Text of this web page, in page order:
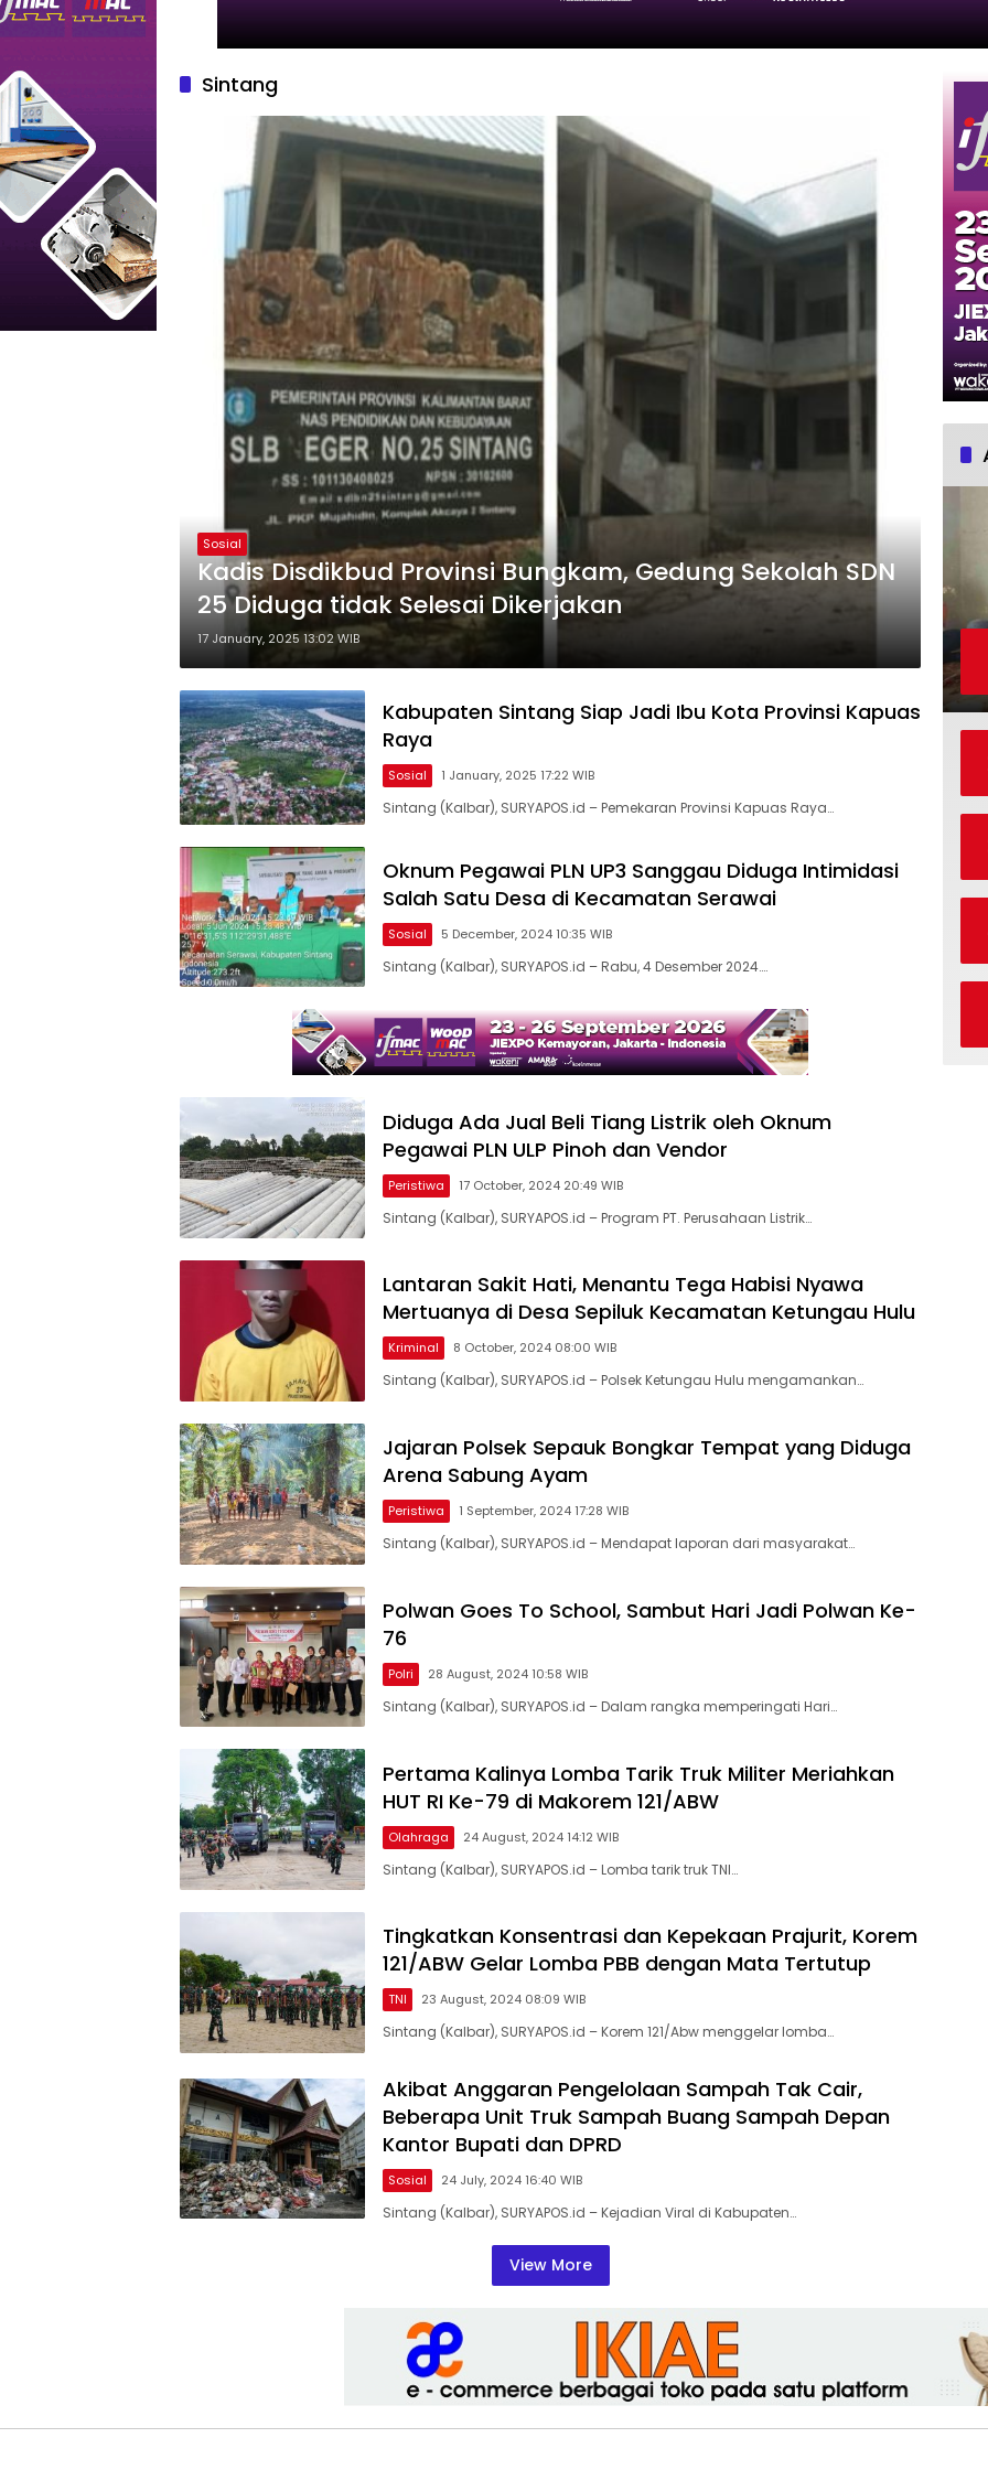
Sintang
Sosial
Kadis Disdikbud Provinsi Bungkam, Gedung Sekolah SDN
25 Diduga tidak Selesai Dikerjakan
17 January, 2025 13:02 WIB
Kabupaten Sintang Siap Jadi Ibu Kota Provinsi Kapuas
Raya
Sosial 1 January, 2025 17:22 WIB
Sintang (Kalbar), SURYAPOS.id – Pemekaran Provinsi Kapuas Raya…
Oknum Pegawai PLN UP3 Sanggau Diduga Intimidasi
Salah Satu Desa di Kecamatan Serawai
Sosial 5 December, 2024 10:35 WIB
Sintang (Kalbar), SURYAPOS.id – Rabu, 4 Desember 2024….
Diduga Ada Jual Beli Tiang Listrik oleh Oknum
Pegawai PLN ULP Pinoh dan Vendor
Peristiwa 17 October, 2024 20:49 WIB
Sintang (Kalbar), SURYAPOS.id – Program PT. Perusahaan Listrik…
Lantaran Sakit Hati, Menantu Tega Habisi Nyawa
Mertuanya di Desa Sepiluk Kecamatan Ketungau Hulu
Kriminal 8 October, 2024 08:00 WIB
Sintang (Kalbar), SURYAPOS.id – Polsek Ketungau Hulu mengamankan…
Jajaran Polsek Sepauk Bongkar Tempat yang Diduga
Arena Sabung Ayam
Peristiwa 1 September, 2024 17:28 WIB
Sintang (Kalbar), SURYAPOS.id – Mendapat laporan dari masyarakat…
Polwan Goes To School, Sambut Hari Jadi Polwan Ke-
76
Polri 28 August, 2024 10:58 WIB
Sintang (Kalbar), SURYAPOS.id – Dalam rangka memperingati Hari…
Pertama Kalinya Lomba Tarik Truk Militer Meriahkan
HUT RI Ke-79 di Makorem 121/ABW
Olahraga 24 August, 2024 14:12 WIB
Sintang (Kalbar), SURYAPOS.id – Lomba tarik truk TNI…
Tingkatkan Konsentrasi dan Kepekaan Prajurit, Korem
121/ABW Gelar Lomba PBB dengan Mata Tertutup
TNI 23 August, 2024 08:09 WIB
Sintang (Kalbar), SURYAPOS.id – Korem 121/Abw menggelar lomba…
Akibat Anggaran Pengelolaan Sampah Tak Cair,
Beberapa Unit Truk Sampah Buang Sampah Depan
Kantor Bupati dan DPRD
Sosial 24 July, 2024 16:40 WIB
Sintang (Kalbar), SURYAPOS.id – Kejadian Viral di Kabupaten…
View More